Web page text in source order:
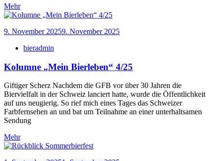
Mehr
9. November 20259. November 2025
bieradmin
Kolumne „Mein Bierleben“ 4/25
Giftiger Scherz Nachdem die GFB vor über 30 Jahren die
Biervielfalt in der Schweiz lanciert hatte, wurde die Öffentlichkeit
auf uns neugierig. So rief mich eines Tages das Schweizer
Farbfernsehen an und bat um Teilnahme an einer unterhaltsamen
Sendung
Mehr